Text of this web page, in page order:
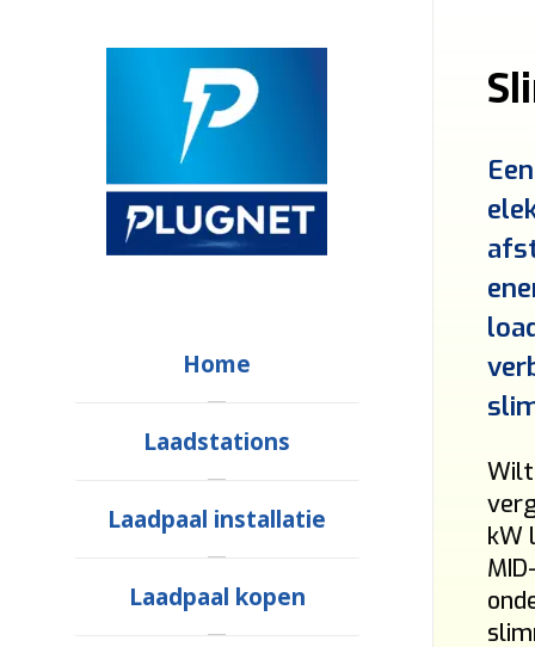
Home
Laadstations
Laadpaal installatie
Laadpaal kopen
Wilt
kW